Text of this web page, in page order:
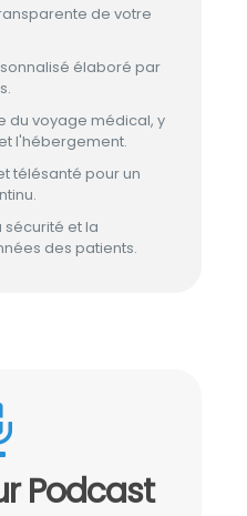
de votre
élaboré par
du voyage médical, y
l'hébergement.
télésanté pour un
et la
des patients.
Podcast